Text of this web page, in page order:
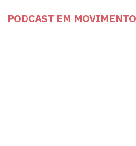
PODCAST EM MOVIMENTO